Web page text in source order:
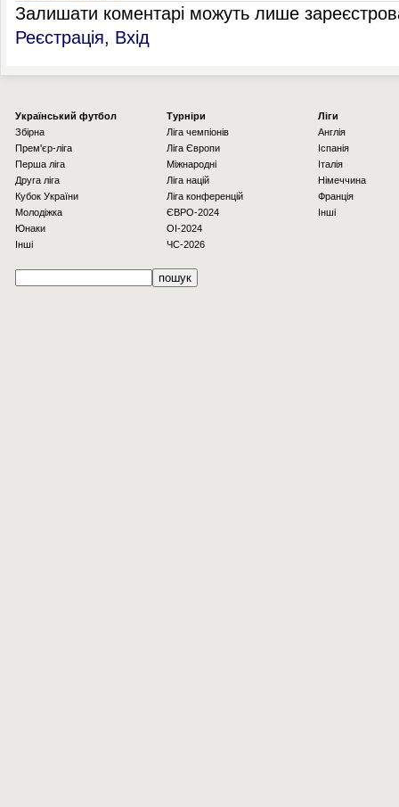
Залишати коментарі можуть лише
Реєстрація, Вхід
Українcький футбол
Збірна
Прем'єр-ліга
Перша ліга
Друга ліга
Кубок України
Молодіжка
Юнаки
Інші
Турніри
Ліга чемпіонів
Ліга Європи
Міжнародні
Ліга націй
Ліга конференцій
ЄВРО-2024
OI-2024
ЧС-2026
Ліги
Англія
Іспанія
Італія
Німеччина
Франція
Інші